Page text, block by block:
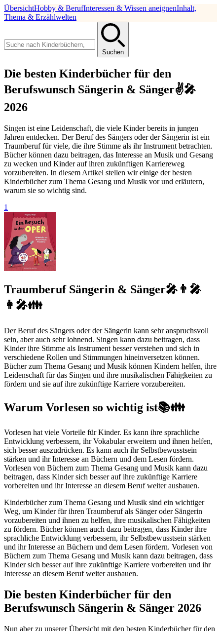
ÜbersichtHobby & BerufInteressen & Wissen aneignenInhalt,
Thema & Erzählwelten
Suchen
Die besten Kinderbücher für den
Berufswunsch Sängerin & Sänger✌🎤
2026
Singen ist eine Leidenschaft, die viele Kinder bereits in jungen
Jahren entdecken. Der Beruf des Sängers oder der Sängerin ist ein
Traumberuf für viele, die ihre Stimme als ihr Instrument betrachten.
Bücher können dazu beitragen, das Interesse an Musik und Gesang
zu wecken und Kinder auf ihren zukünftigen Karriereweg
vorzubereiten. In diesem Artikel stellen wir einige der besten
Kinderbücher zum Thema Gesang und Musik vor und erläutern,
warum sie so wichtig sind.
1
Traumberuf Sängerin & Sänger🎤👨‍🎤
👩‍🎤👪
Der Beruf des Sängers oder der Sängerin kann sehr anspruchsvoll
sein, aber auch sehr lohnend. Singen kann dazu beitragen, dass
Kinder ihre Stimme als Instrument besser verstehen und sich in
verschiedene Rollen und Stimmungen hineinversetzen können.
Bücher zum Thema Gesang und Musik können Kindern helfen, ihre
Leidenschaft für das Singen und ihre musikalischen Fähigkeiten zu
fördern und sie auf ihre zukünftige Karriere vorzubereiten.
Warum Vorlesen so wichtig ist📚👪
Vorlesen hat viele Vorteile für Kinder. Es kann ihre sprachliche
Entwicklung verbessern, ihr Vokabular erweitern und ihnen helfen,
sich besser auszudrücken. Es kann auch ihr Selbstbewusstsein
stärken und ihr Interesse an Büchern und dem Lesen fördern.
Vorlesen von Büchern zum Thema Gesang und Musik kann dazu
beitragen, dass Kinder sich besser auf ihre zukünftige Karriere
vorbereiten und ihr Interesse an diesem Beruf weiter ausbauen.
Kinderbücher zum Thema Gesang und Musik sind ein wichtiger
Weg, um Kinder für ihren Traumberuf als Sänger oder Sängerin
vorzubereiten und ihnen zu helfen, ihre musikalischen Fähigkeiten
zu fördern. Bücher können auch dazu beitragen, dass Kinder ihre
sprachliche Entwicklung verbessern, ihr Selbstbewusstsein stärken
und ihr Interesse an Büchern und dem Lesen fördern. Vorlesen von
Büchern zum Thema Gesang und Musik kann dazu beitragen, dass
Kinder sich besser auf ihre zukünftige Karriere vorbereiten und ihr
Interesse an diesem Beruf weiter ausbauen.
Die besten Kinderbücher für den
Berufswunsch Sängerin & Sänger 2026
Nun aber zu unserer Übersicht mit den besten Kinderbücher für den